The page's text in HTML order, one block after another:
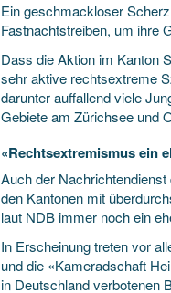
Ein geschmackloser
Fastnachtstreiben, um ihre
Dass die Aktion im Kanton
sehr aktive rechtsextreme
darunter auffallend viele
Gebiete am Zürichsee und
«Rechtsextremismus ein
Auch der
den Kantonen mit
laut NDB immer noch ein
In Erscheinung treten vor
und die «Kameradschaft
in Deutschland verbotenen